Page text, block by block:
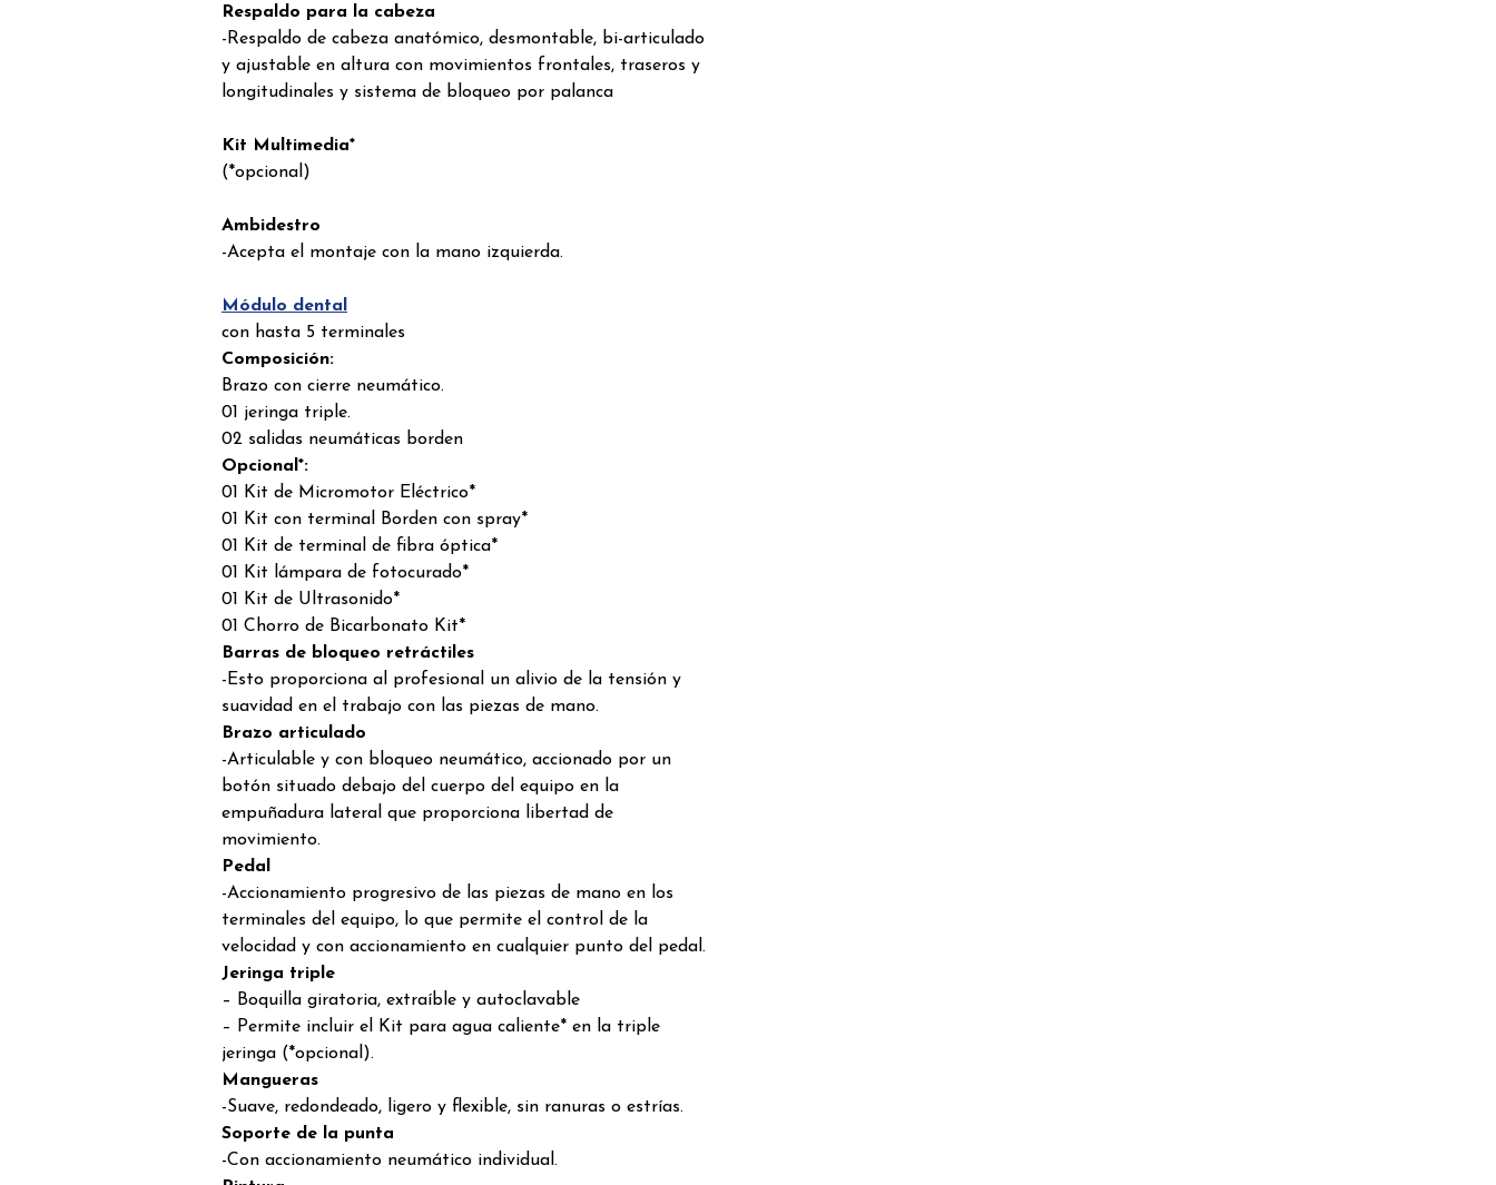
Respaldo para la cabeza
-Respaldo de cabeza anatómico, desmontable, bi-articulado
y ajustable en altura con movimientos frontales, traseros y
longitudinales y sistema de bloqueo por palanca
Kit Multimedia*
(*opcional)
Ambidestro
-Acepta el montaje con la mano izquierda.
Módulo dental
con hasta 5 terminales
Composición:
Brazo con cierre neumático.
01 jeringa triple.
02 salidas neumáticas borden
Opcional*:
01 Kit de Micromotor Eléctrico*
01 Kit con terminal Borden con spray*
01 Kit de terminal de fibra óptica*
01 Kit lámpara de fotocurado*
01 Kit de Ultrasonido*
01 Chorro de Bicarbonato Kit*
Barras de bloqueo retráctiles
-Esto proporciona al profesional un alivio de la tensión y
suavidad en el trabajo con las piezas de mano.
Brazo articulado
-Articulable y con bloqueo neumático, accionado por un
botón situado debajo del cuerpo del equipo en la
empuñadura lateral que proporciona libertad de
movimiento.
Pedal
-Accionamiento progresivo de las piezas de mano en los
terminales del equipo, lo que permite el control de la
velocidad y con accionamiento en cualquier punto del pedal.
Jeringa triple
– Boquilla giratoria, extraíble y autoclavable
– Permite incluir el Kit para agua caliente* en la triple
jeringa (*opcional).
Mangueras
-Suave, redondeado, ligero y flexible, sin ranuras o estrías.
Soporte de la punta
-Con accionamiento neumático individual.